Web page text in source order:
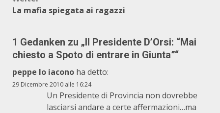
La mafia spiegata ai ragazzi
1 Gedanken zu „Il Presidente D’Orsi: “Mai
chiesto a Spoto di entrare in Giunta”“
peppe lo iacono ha detto:
29 Dicembre 2010 alle 16:24
Un Presidente di Provincia non dovrebbe
lasciarsi andare a certe affermazioni…ma